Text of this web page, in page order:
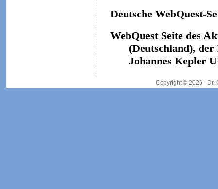
Deutsche WebQuest-
WebQuest Seite des
(Deutschland), der
Johannes Kepler
Copyright © 2026 - Dr.